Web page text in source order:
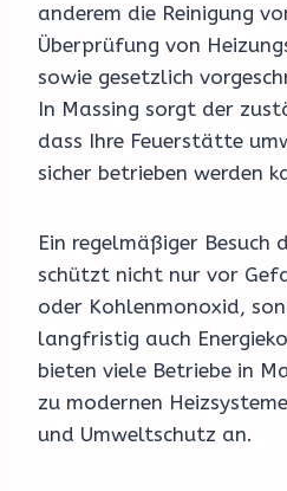
anderem die Reinigung
Überprüfung von
sowie gesetzlich
In Massing sorgt der
dass Ihre Feuerstätte
sicher betrieben werden
Ein regelmäßiger Besuch
schützt nicht nur vor
oder Kohlenmonoxid,
langfristig auch
bieten viele Betriebe in
zu modernen
und Umweltschutz an.